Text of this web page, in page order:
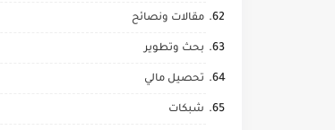
مقالات ونصائح
بحث وتطوير
تحصيل مالي
شبكات